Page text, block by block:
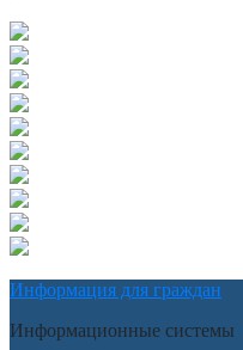
Информация для граждан
Информационные системы